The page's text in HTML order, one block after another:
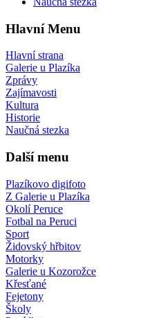
Hlavní Menu
Hlavní strana
Galerie u Plazíka
Zprávy
Zajímavosti
Kultura
Historie
Naučná stezka
Další menu
Plazíkovo digifoto
Z Galerie u Plazíka
Okolí Peruce
Fotbal na Peruci
Sport
Židovský hřbitov
Motorky
Galerie u Kozorožce
Křesťané
Fejetony
Školy